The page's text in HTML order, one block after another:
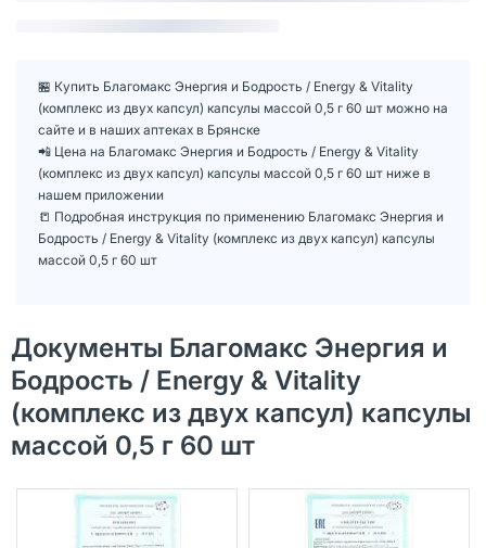
🏪 Купить Благомакс Энергия и Бодрость / Energy & Vitality
(комплекс из двух капсул) капсулы массой 0,5 г 60 шт можно на
сайте и в наших аптеках в Брянске
📲 Цена на Благомакс Энергия и Бодрость / Energy & Vitality
(комплекс из двух капсул) капсулы массой 0,5 г 60 шт ниже в
нашем приложении
📒 Подробная инструкция по применению Благомакс Энергия и
Бодрость / Energy & Vitality (комплекс из двух капсул) капсулы
массой 0,5 г 60 шт
Документы Благомакс Энергия и
Бодрость / Energy & Vitality
(комплекс из двух капсул) капсулы
массой 0,5 г 60 шт